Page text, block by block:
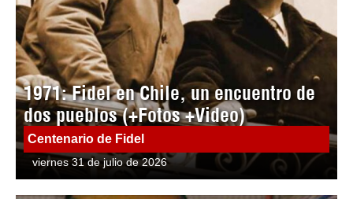
1971: Fidel en Chile, un encuentro de
dos pueblos (+Fotos +Video)
Centenario de Fidel
viernes 31 de julio de 2026